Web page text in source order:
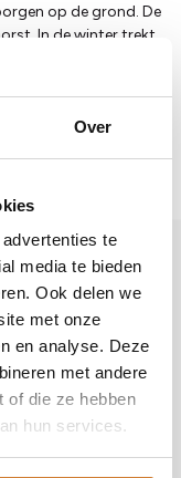
Over
te
media te bieden
Ook delen we
met onze
en analyse. Deze
met andere
of die ze hebben
hun services.
op de grond. De
In de winter trekt
in de winter
offset
basis